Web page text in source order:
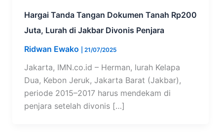
Hargai Tanda Tangan Dokumen Tanah Rp200
Juta, Lurah di Jakbar Divonis Penjara
Ridwan Ewako
21/07/2025
Jakarta, IMN.co.id – Herman, lurah Kelapa
Dua, Kebon Jeruk, Jakarta Barat (Jakbar),
periode 2015–2017 harus mendekam di
penjara setelah divonis […]